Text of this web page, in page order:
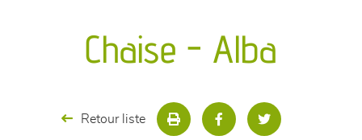
meubles de complément
Chaise - Alba
Retour liste